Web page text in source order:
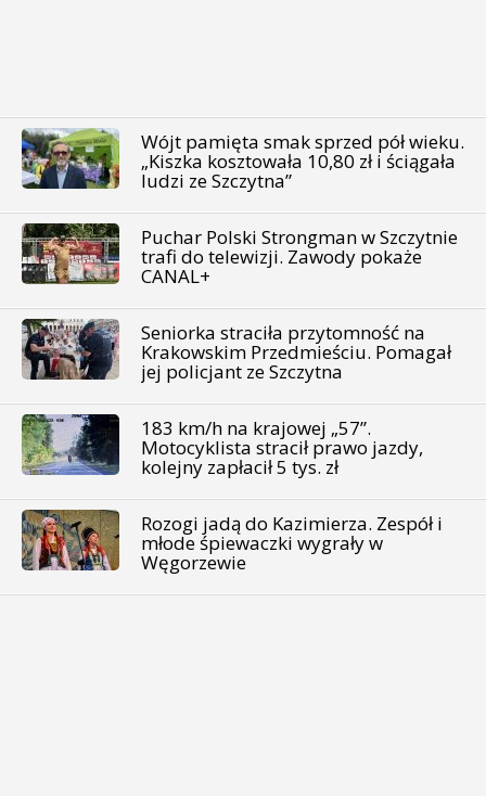
Wójt pamięta smak sprzed pół wieku.
„Kiszka kosztowała 10,80 zł i ściągała
ludzi ze Szczytna”
Puchar Polski Strongman w Szczytnie
trafi do telewizji. Zawody pokaże
CANAL+
Seniorka straciła przytomność na
Krakowskim Przedmieściu. Pomagał
jej policjant ze Szczytna
183 km/h na krajowej „57”.
Motocyklista stracił prawo jazdy,
kolejny zapłacił 5 tys. zł
Rozogi jadą do Kazimierza. Zespół i
młode śpiewaczki wygrały w
Węgorzewie